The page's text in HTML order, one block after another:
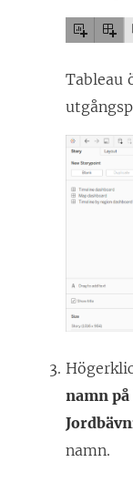
Tableau
namn på
namn.